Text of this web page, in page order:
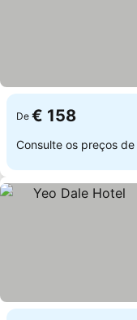
De € 158
Consulte os preços de